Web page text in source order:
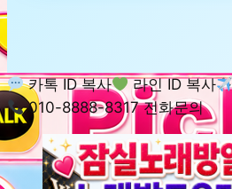
카톡 ID 복사 라인 ID 복사
010-8888-8317 전화문의